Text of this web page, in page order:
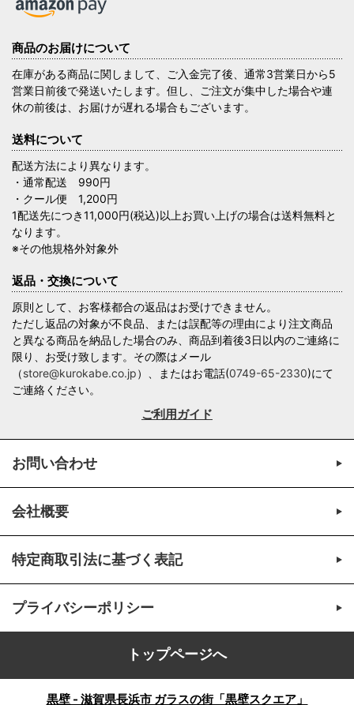
商品のお届けについて
在庫がある商品に関しまして、ご入金完了後、通常3営業日から5
営業日前後で発送いたします。但し、ご注文が集中した場合や連
休の前後は、お届けが遅れる場合もございます。
送料について
配送方法により異なります。
・通常配送 990円
・クール便 1,200円
1配送先につき11,000円(税込)以上お買い上げの場合は送料無料と
なります。
※その他規格外対象外
返品・交換について
原則として、お客様都合の返品はお受けできません。
ただし返品の対象が不良品、または誤配等の理由により注文商品
と異なる商品を納品した場合のみ、商品到着後3日以内のご連絡に
限り、お受け致します。その際はメール
（store@kurokabe.co.jp）、またはお電話(0749-65-2330)にて
ご連絡ください。
ご利用ガイド
お問い合わせ
会社概要
特定商取引法に基づく表記
プライバシーポリシー
トップページへ
黒壁 - 滋賀県長浜市 ガラスの街「黒壁スクエア」